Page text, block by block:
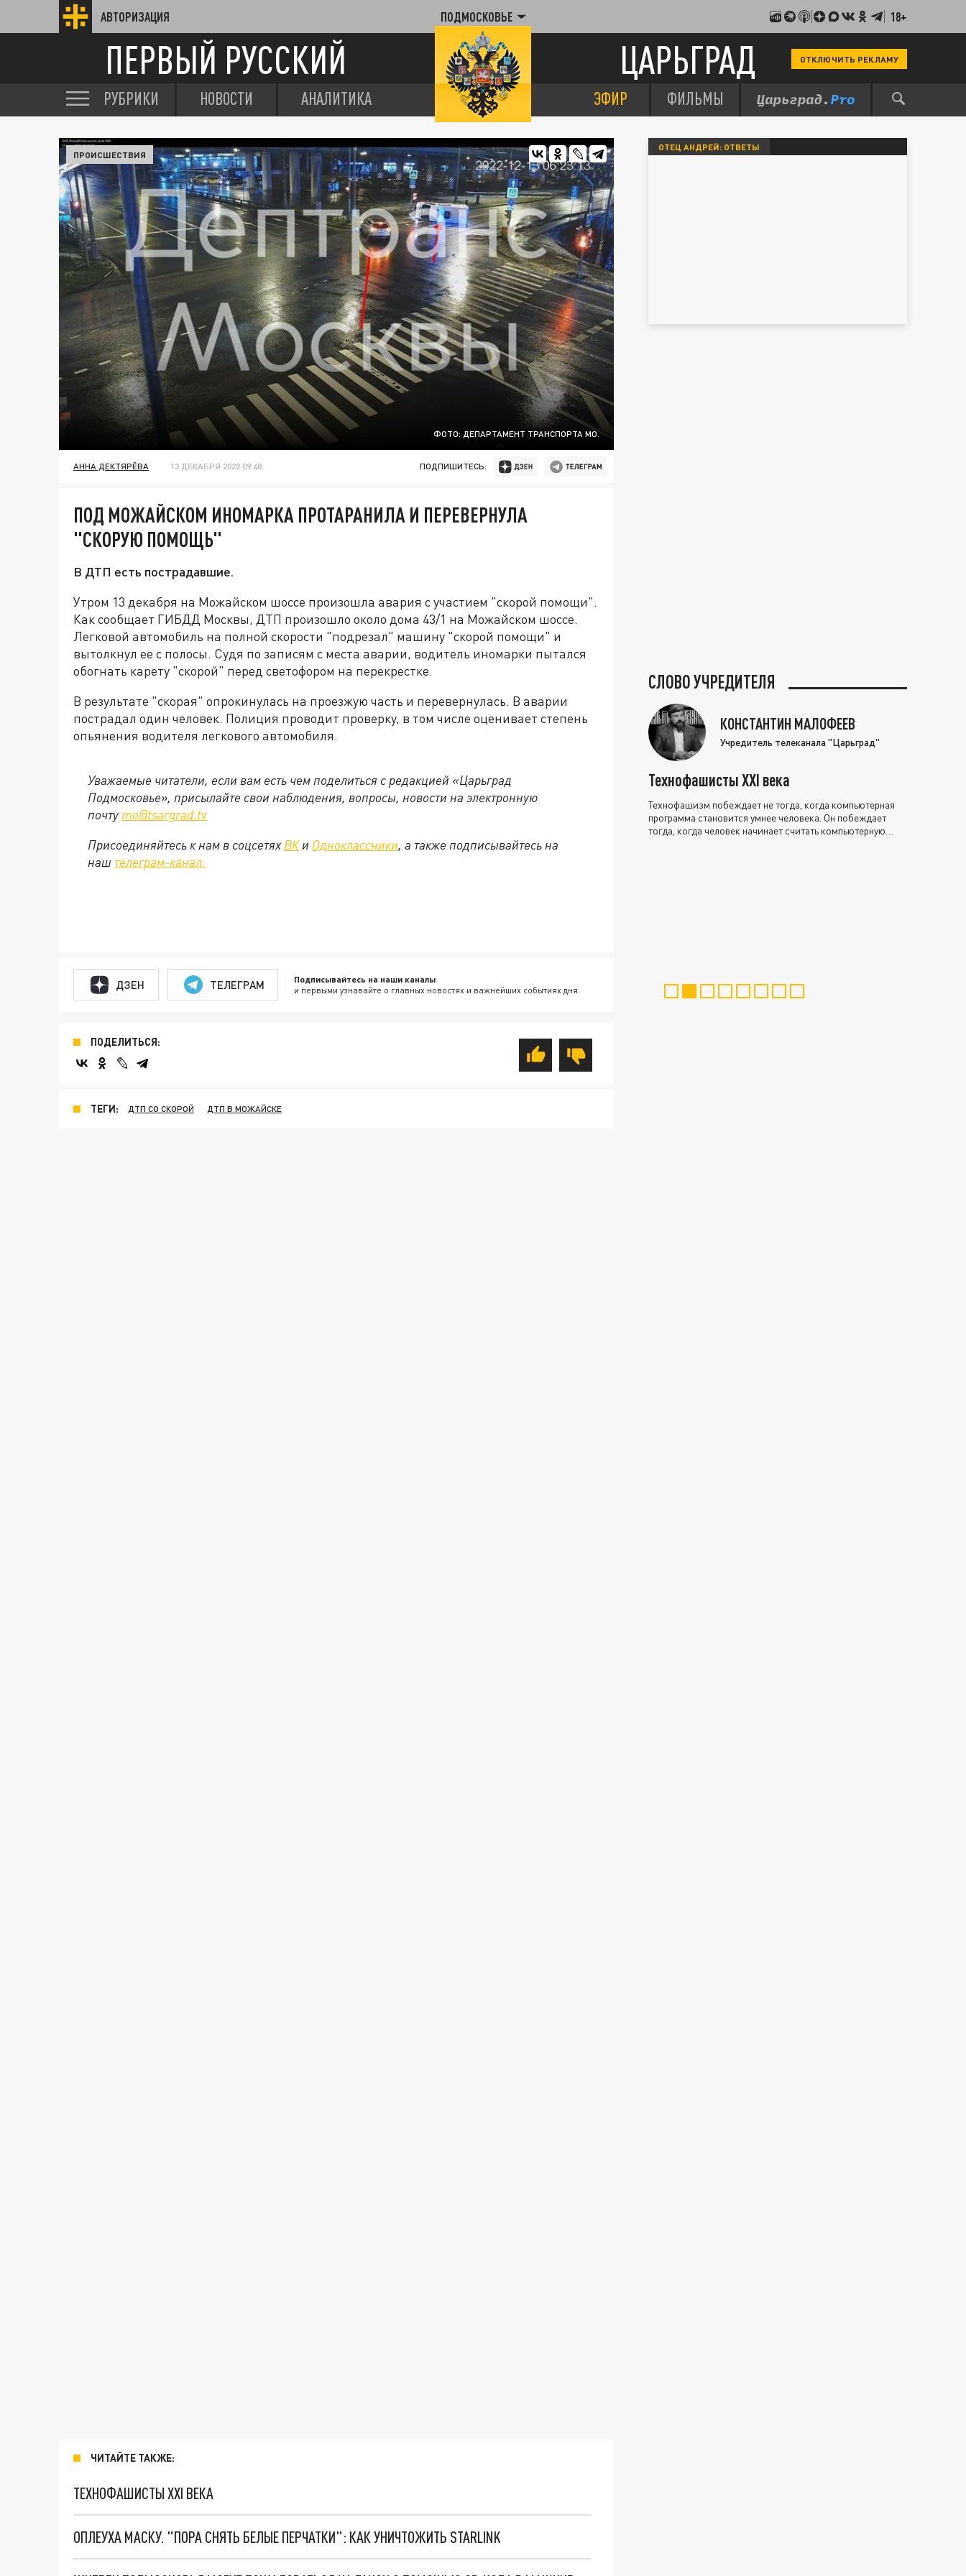
АВТОРИЗАЦИЯ ПОДМОСКОВЬЕ 18+
ПЕРВЫЙ РУССКИЙ ЦАРЬГРАД ОТКЛЮЧИТЬ РЕКЛАМУ
РУБРИКИ НОВОСТИ АНАЛИТИКА ЭФИР ФИЛЬМЫ
ФОТО: ДЕПАРТАМЕНТ ТРАНСПОРТА МО.
ПРОИСШЕСТВИЯ
АННА ДЕКТЯРЁВА 13 ДЕКАБРЯ 2022 09:48 ПОДПИШИТЕСЬ:
ПОД МОЖАЙСКОМ ИНОМАРКА ПРОТАРАНИЛА И ПЕРЕВЕРНУЛА
"СКОРУЮ ПОМОЩЬ"
В ДТП есть пострадавшие.
Утром 13 декабря на Можайском шоссе произошла авария с участием "скорой помощи".
Как сообщает ГИБДД Москвы, ДТП произошло около дома 43/1 на Можайском шоссе.
Легковой автомобиль на полной скорости "подрезал" машину "скорой помощи" и
вытолкнул ее с полосы. Судя по записям с места аварии, водитель иномарки пытался
обогнать карету "скорой" перед светофором на перекрестке.
В результате "скорая" опрокинулась на проезжую часть и перевернулась. В аварии
пострадал один человек. Полиция проводит проверку, в том числе оценивает степень
опьянения водителя легкового автомобиля.
Уважаемые читатели, если вам есть чем поделиться с редакцией «Царьград
Подмосковье», присылайте свои наблюдения, вопросы, новости на электронную
почту mo@tsargrad.tv
Присоединяйтесь к нам в соцсетях ВКи Одноклассники, а также подписывайтесь на
наш телеграм-канал.
ДЗЕН ТЕЛЕГРАМ Подписывайтесь на наши каналы
и первыми узнавайте о главных новостях и важнейших событиях дня.
ПОДЕЛИТЬСЯ:
ТЕГИ: ДТП СО СКОРОЙ ДТП В МОЖАЙСКЕ
ЧИТАЙТЕ ТАКЖЕ:
ТЕХНОФАШИСТЫ XXI ВЕКА
ОПЛЕУХА МАСКУ. "ПОРА СНЯТЬ БЕЛЫЕ ПЕРЧАТКИ": КАК УНИЧТОЖИТЬ STARLINK
ОТЕЦ АНДРЕЙ: ОТВЕТЫ
СЛОВО УЧРЕДИТЕЛЯ
КОНСТАНТИН МАЛОФЕЕВ
Учредитель телеканала "Царьград"
Технофашисты XXI века
Технофашизм побеждает не тогда, когда компьютерная
программа становится умнее человека. Он побеждает
тогда, когда человек начинает считать компьютерную